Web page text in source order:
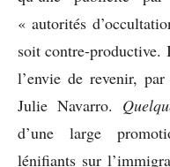
« autorités
soit contre-productive.
l’envie de revenir,
Julie Navarro.
d’une large
lénifiants sur